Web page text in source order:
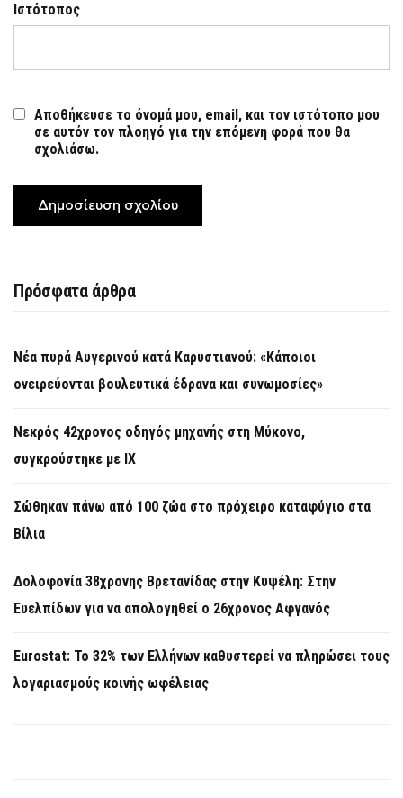
Ιστότοπος
Αποθήκευσε το όνομά μου, email, και τον ιστότοπο μου
σε αυτόν τον πλοηγό για την επόμενη φορά που θα
σχολιάσω.
Πρόσφατα άρθρα
Νέα πυρά Αυγερινού κατά Καρυστιανού: «Κάποιοι
ονειρεύονται βουλευτικά έδρανα και συνωμοσίες»
Νεκρός 42χρονος οδηγός μηχανής στη Μύκονο,
συγκρούστηκε με ΙΧ
Σώθηκαν πάνω από 100 ζώα στο πρόχειρο καταφύγιο στα
Βίλια
Δολοφονία 38χρονης Βρετανίδας στην Κυψέλη: Στην
Ευελπίδων για να απολογηθεί ο 26χρονος Αφγανός
Eurostat: Το 32% των Ελλήνων καθυστερεί να πληρώσει τους
λογαριασμούς κοινής ωφέλειας